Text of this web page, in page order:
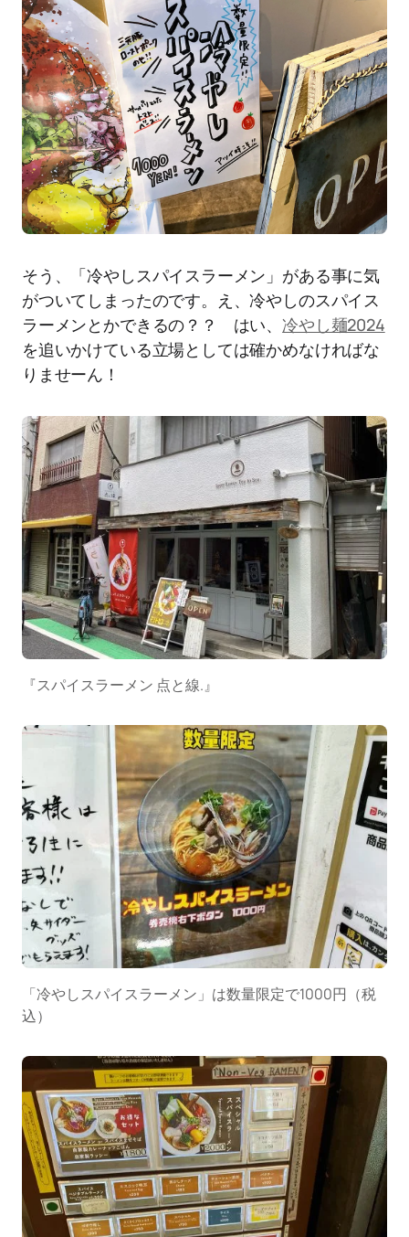
そう、「冷やしスパイスラーメン」がある事に気
がついてしまったのです。え、冷やしのスパイス
ラーメンとかできるの？？ はい、冷やし麺2024
を追いかけている立場としては確かめなければな
りませーん！
『スパイスラーメン 点と線.』
「冷やしスパイスラーメン」は数量限定で1000円（税
込）